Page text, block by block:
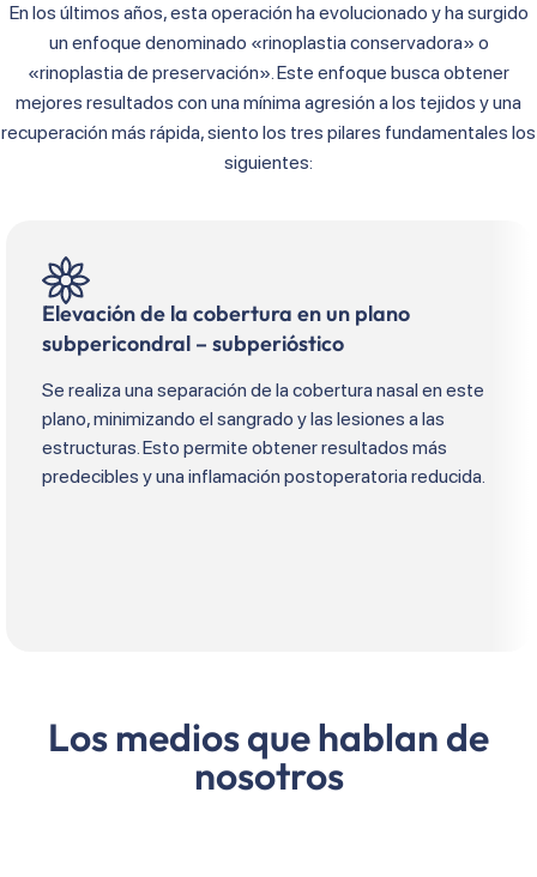
En los últimos años, esta operación ha evolucionado y ha surgido
un enfoque denominado «rinoplastia conservadora» o
«rinoplastia de preservación». Este enfoque busca obtener
mejores resultados con una mínima agresión a los tejidos y una
recuperación más rápida, siento los tres pilares fundamentales los
siguientes:
Elevación de la cobertura en un plano
subpericondral – subperióstico
Se realiza una separación de la cobertura nasal en este
plano, minimizando el sangrado y las lesiones a las
estructuras. Esto permite obtener resultados más
predecibles y una inflamación postoperatoria reducida.
Los medios que hablan de
nosotros